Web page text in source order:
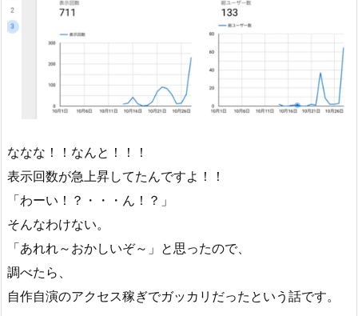
ななな！！なんと！！！
表示回数が急上昇してたんですよ！！
「わーい！？・・・ん！？」
そんなわけない。
「あれれ～おかしいぞ～」と思ったので、
調べたら、
自作自演のアクセス稼ぎでガッカリだったという話です。